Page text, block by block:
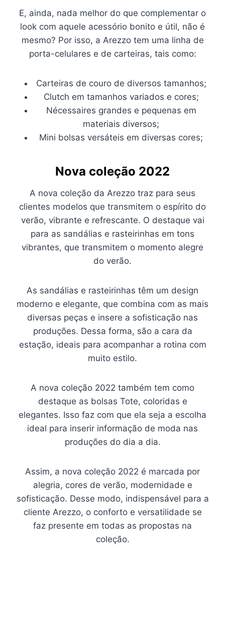
E, ainda, nada melhor do que complementar o
look com aquele acessório bonito e útil, não é
mesmo? Por isso, a Arezzo tem uma linha de
porta-celulares e de carteiras, tais como:
Carteiras de couro de diversos tamanhos;
Clutch em tamanhos variados e cores;
Nécessaires grandes e pequenas em
materiais diversos;
Mini bolsas versáteis em diversas cores;
Nova coleção 2022
A nova coleção da Arezzo traz para seus
clientes modelos que transmitem o espírito do
verão, vibrante e refrescante. O destaque vai
para as sandálias e rasteirinhas em tons
vibrantes, que transmitem o momento alegre
do verão.
As sandálias e rasteirinhas têm um design
moderno e elegante, que combina com as mais
diversas peças e insere a sofisticação nas
produções. Dessa forma, são a cara da
estação, ideais para acompanhar a rotina com
muito estilo.
A nova coleção 2022 também tem como
destaque as bolsas Tote, coloridas e
elegantes. Isso faz com que ela seja a escolha
ideal para inserir informação de moda nas
produções do dia a dia.
Assim, a nova coleção 2022 é marcada por
alegria, cores de verão, modernidade e
sofisticação. Desse modo, indispensável para a
cliente Arezzo, o conforto e versatilidade se
faz presente em todas as propostas na
coleção.